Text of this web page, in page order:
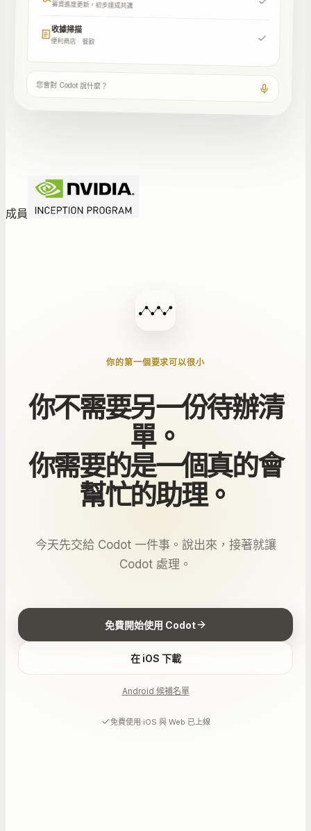
募資進度更新，初步達成共識
收據掃描
便利商店 · 餐飲
您會對 Codot 說什麼？
成員
你的第一個要求可以很小
你不需要另一份待辦清
單。
你需要的是一個真的會
幫忙的助理。
今天先交給 Codot 一件事。說出來，接著就讓
Codot 處理。
免費開始使用 Codot
在 iOS 下載
Android 候補名單
免費使用 ·iOS 與 Web 已上線